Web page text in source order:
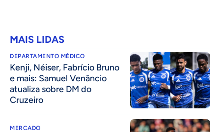
MAIS LIDAS
DEPARTAMENTO MÉDICO
Kenji, Néiser, Fabrício Bruno
e mais: Samuel Venâncio
atualiza sobre DM do
Cruzeiro
MERCADO